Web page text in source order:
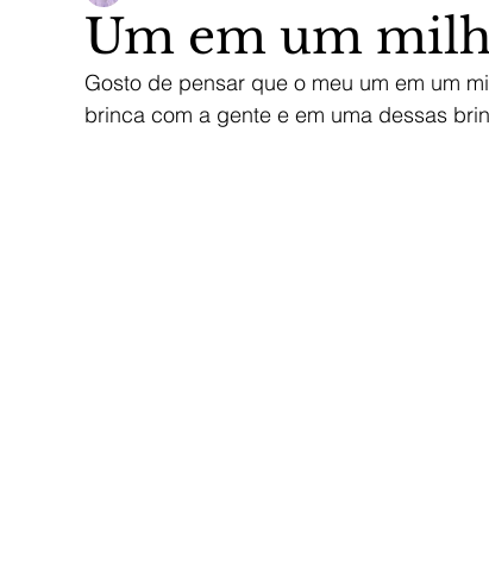
Um em um
Gosto de pensar que o meu um em um
brinca com a gente e em uma dessas